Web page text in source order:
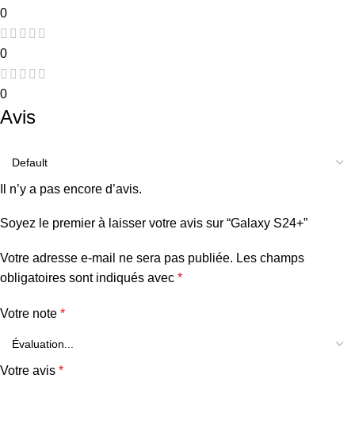
0
0
0
Avis
Il n’y a pas encore d’avis.
Soyez le premier à laisser votre avis sur “Galaxy S24+”
Votre adresse e-mail ne sera pas publiée. Les champs
obligatoires sont indiqués avec *
Votre note *
Votre avis *